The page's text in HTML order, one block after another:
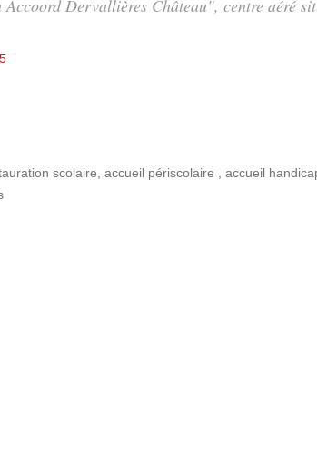
Accoord Dervallières Château", centre aéré
scolaire accueil périscolaire accueil